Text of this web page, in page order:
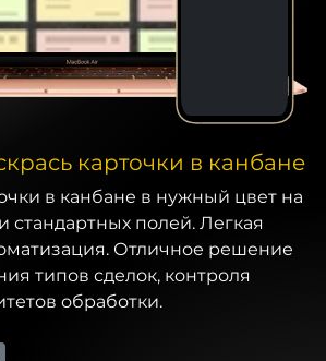
карточки в канбане
в канбане в нужный цвет на
стандартных полей. Легкая
Отличное решение
типов сделок, контроля
обработки.